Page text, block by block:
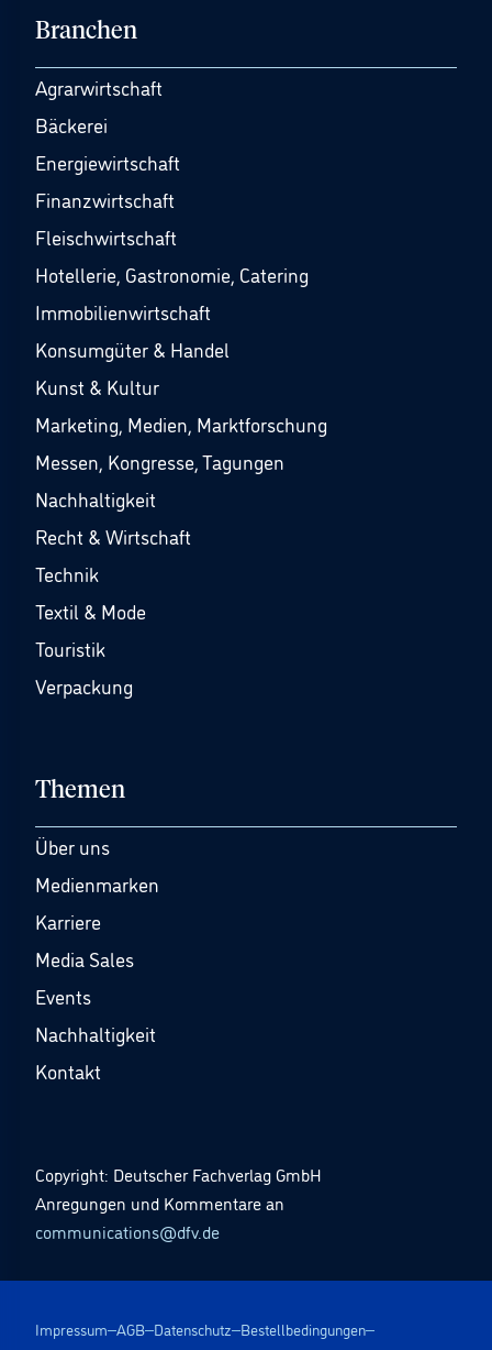
Branchen
Agrarwirtschaft
Bäckerei
Energiewirtschaft
Finanzwirtschaft
Fleischwirtschaft
Hotellerie, Gastronomie, Catering
Immobilienwirtschaft
Konsumgüter & Handel
Kunst & Kultur
Marketing, Medien, Marktforschung
Messen, Kongresse, Tagungen
Nachhaltigkeit
Recht & Wirtschaft
Technik
Textil & Mode
Touristik
Verpackung
Themen
Über uns
Medienmarken
Karriere
Media Sales
Events
Nachhaltigkeit
Kontakt
Copyright: Deutscher Fachverlag GmbH
Anregungen und Kommentare an
communications@dfv.de
Impressum AGB Datenschutz Bestellbedingungen